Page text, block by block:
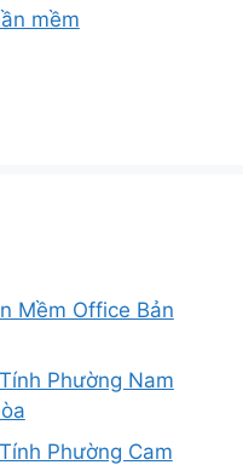
mềm
Mềm Office Bản
Phường Nam
Phường Cam